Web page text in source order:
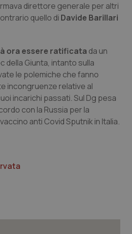
di Bolzano
di Trento
patologie neurodegenerative
direttore generale per altri
quello di Davide Barillari
ora essere ratificata da un
della Giunta, intanto sulla
le polemiche che fanno
incongruenze relative al
incarichi passati. Sul Dg pesa
con la Russia per la
anti Covid Sputnik in Italia.